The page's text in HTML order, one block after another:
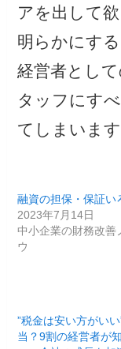
アを出して
明らかにす
経営者とし
タッフにす
てしまいます
融資の担保・保証い
2023年7月14日
中小企業の財務改善
ウ
”税金は安い方がいい
当？9割の経営者が